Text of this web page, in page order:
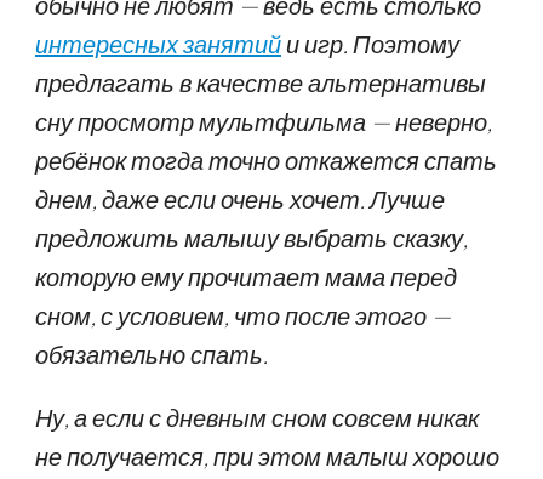
интересных занятий и игр. Поэтому
предлагать в качестве альтернативы
сну просмотр мультфильма — неверно,
ребёнок тогда точно откажется спать
днем, даже если очень хочет. Лучше
предложить малышу выбрать сказку,
которую ему прочитает мама перед
сном, с условием, что после этого —
обязательно спать.
Ну, а если с дневным сном совсем никак
не получается, при этом малыш хорошо